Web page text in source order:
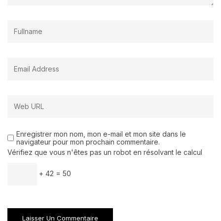
Enregistrer mon nom, mon e-mail et mon site dans le
navigateur pour mon prochain commentaire.
Vérifiez que vous n'êtes pas un robot en résolvant le calcul
+ 42 = 50